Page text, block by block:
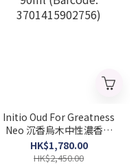
Initio Oud For Greatness
Neo 沉香烏木中性濃香水
90ml (Barcode:
3701415902756)
HK$1,780.00
HK$2,450.00